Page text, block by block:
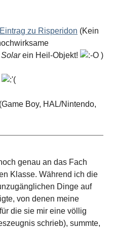
zu Risperidon (Kein
ein Heil-Objekt! )
Boy, HAL/Nintendo,
genau an das Fach
Klasse. Während ich die
Dinge auf
von denen meine
die sie mir eine völlig
schrieb), summte,